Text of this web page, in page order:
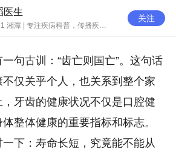
医生
2024-04-23 10:21 湘潭 | 专注疾病科普，传播疾病知识
关注
句古训：“齿亡则国亡”。这句话
仅关乎个人，也关系到整个家
牙齿的健康状况不仅是口腔健
整体健康的重要指标和标志。
下：寿命长短，究竟能不能从